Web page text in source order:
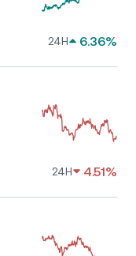
24H 6.36%
24H 4.51%